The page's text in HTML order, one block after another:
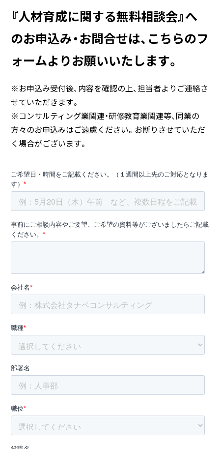
『人材育成に関する無料相談会』へ
のお申込み・お問合せは、 こちらのフ
ォームよりお願いいたします。
※お申込み受付後、内容を確認の上、担当者よりご連絡さ
せていただきます。
※コンサルティング業関連・研修教育業関連等、同業の
方々のお申込みはご遠慮ください。お断りさせていただ
く場合がございます。